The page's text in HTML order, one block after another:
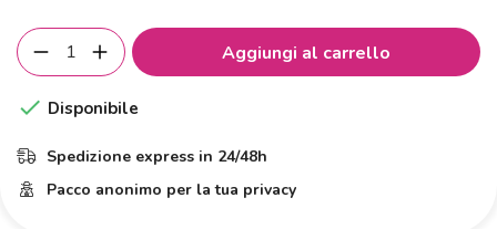
Aggiungi al carrello
 Disponibile
Spedizione express in 24/48h
Pacco anonimo per la tua privacy